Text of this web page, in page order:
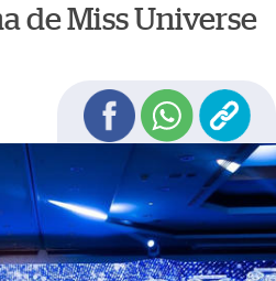
de Miss Universe